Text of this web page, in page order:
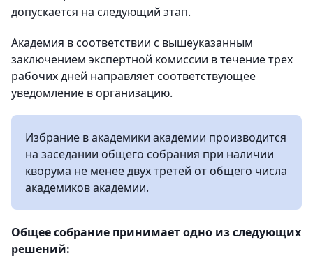
допускается на следующий этап.
Академия в соответствии с вышеуказанным
заключением экспертной комиссии в течение трех
рабочих дней направляет соответствующее
уведомление в организацию.
Избрание в академики академии производится
на заседании общего собрания при наличии
кворума не менее двух третей от общего числа
академиков академии.
Общее собрание принимает одно из следующих
решений: